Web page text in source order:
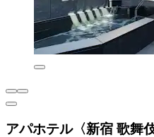
アパホテル〈新宿 歌舞